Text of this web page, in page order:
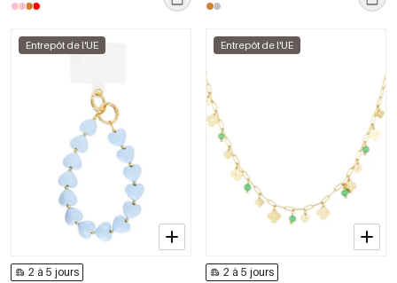
Entrepôt de l'UE
2 à 5 jours
Entrepôt de l'UE
2 à 5 jours